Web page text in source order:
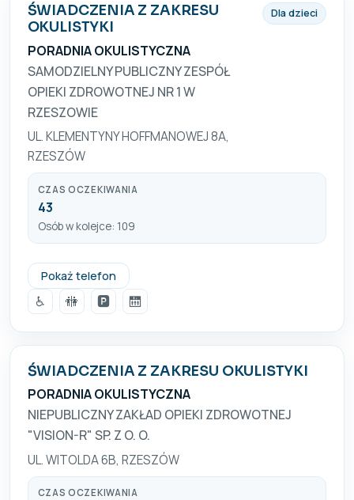
ŚWIADCZENIA Z ZAKRESU
OKULISTYKI
PORADNIA OKULISTYCZNA
SAMODZIELNY PUBLICZNY ZESPÓŁ
OPIEKI ZDROWOTNEJ NR 1 W
RZESZOWIE
UL. KLEMENTYNY HOFFMANOWEJ 8A,
RZESZÓW
Dla dzieci
CZAS OCZEKIWANIA
43
Osób w kolejce: 109
Pokaż telefon
+48 17 223 15 00
♿
🚻 🅿️ 🛗
ŚWIADCZENIA Z ZAKRESU OKULISTYKI
PORADNIA OKULISTYCZNA
NIEPUBLICZNY ZAKŁAD OPIEKI ZDROWOTNEJ
"VISION-R" SP. Z O. O.
UL. WITOLDA 6B, RZESZÓW
CZAS OCZEKIWANIA